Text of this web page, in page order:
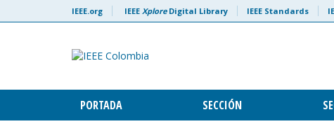
IEEE.org IEEE XploreDigital Library IEEE Standards
PORTADA SECCIÓN